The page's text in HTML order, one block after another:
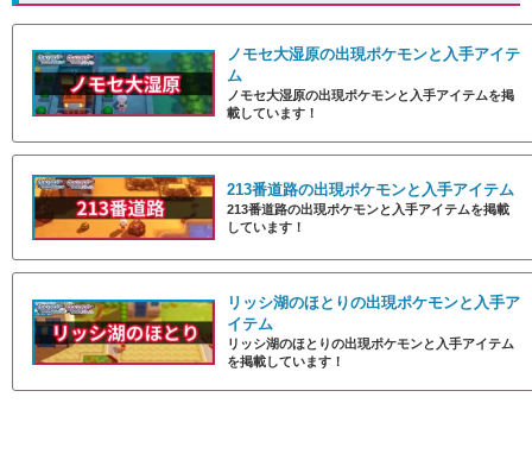
ノモセ大湿原の出現ポケモンと入手アイテ
ム
ノモセ大湿原の出現ポケモンと入手アイテムを掲
載しています！
213番道路の出現ポケモンと入手アイテム
213番道路の出現ポケモンと入手アイテムを掲載
しています！
リッシ湖のほとりの出現ポケモンと入手ア
イテム
リッシ湖のほとりの出現ポケモンと入手アイテム
を掲載しています！